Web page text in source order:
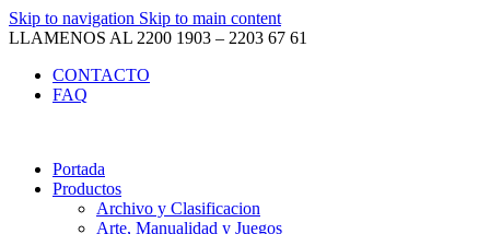
Skip to navigation Skip to main content
LLAMENOS AL 2200 1903 – 2203 67 61
CONTACTO
FAQ
Portada
Productos
Archivo y Clasificacion
Arte, Manualidad y Juegos